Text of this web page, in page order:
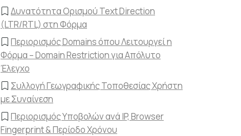
Δυνατότητα Ορισμού Text Direction
(LTR/RTL) στη Φόρμα
Περιορισμός Domains όπου Λειτουργεί η
Φόρμα – Domain Restriction για Απόλυτο
Έλεγχο
Συλλογή Γεωγραφικής Τοποθεσίας Χρήστη
με Συναίνεση
Περιορισμός Υποβολών ανά IP, Browser
Fingerprint & Περίοδο Χρόνου